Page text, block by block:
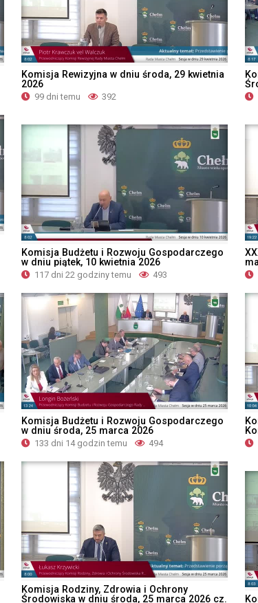
Komisja Rewizyjna w dniu środa, 29 kwietnia
2026
99 dni temu 392
Komisja Budżetu i Rozwoju Gospodarczego
w dniu piątek, 10 kwietnia 2026
117 dni 22 godziny temu 493
Komisja Budżetu i Rozwoju Gospodarczego
w dniu środa, 25 marca 2026
133 dni 14 godzin temu 494
Komisja Rodziny, Zdrowia i Ochrony
Środowiska w dniu środa, 25 marca 2026 cz.